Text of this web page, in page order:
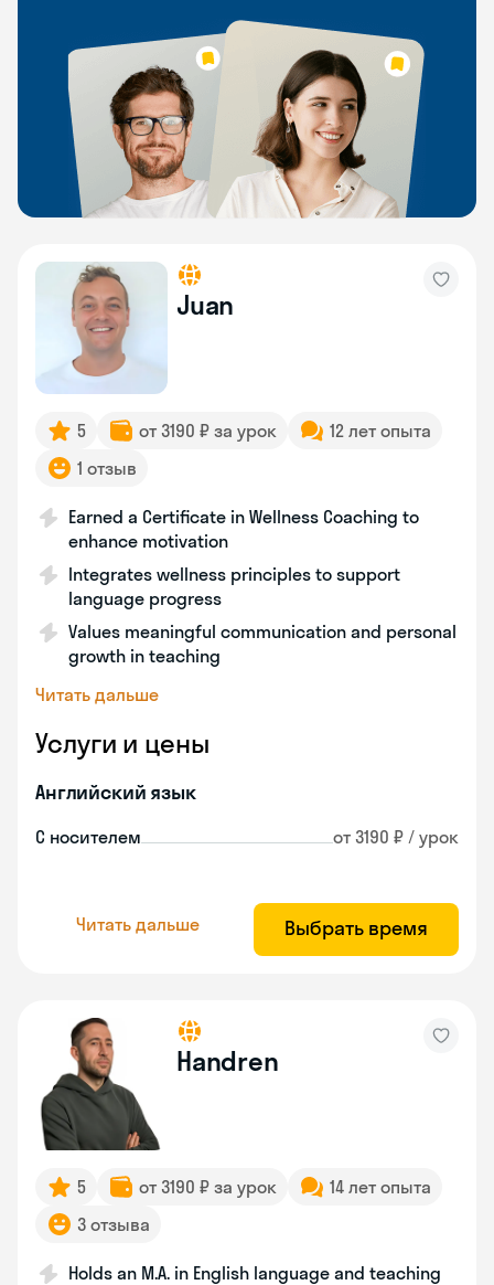
Juan
5 от 3190 ₽ за урок
12 лет опыта
1 отзыв
Earned a Certificate in Wellness Coaching to
enhance motivation
Integrates wellness principles to support
language progress
Values meaningful communication and personal
growth in teaching
Читать дальше
Услуги и цены
Английский язык
С носителем от 3190 ₽ / урок
Читать дальше Выбрать время
Handren
5 от 3190 ₽ за урок
14 лет опыта
3 отзыва
Holds an M.A. in English language and teaching